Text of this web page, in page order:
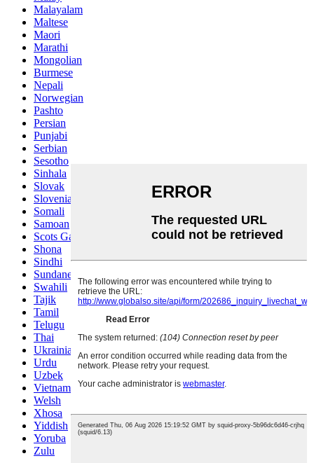
Malayalam
Maltese
Maori
Marathi
Mongolian
Burmese
Nepali
Norwegian
Pashto
Persian
Punjabi
Serbian
Sesotho
Sinhala
Slovak
Slovenian
Somali
Samoan
Scots Gaelic
Shona
Sindhi
Sundanese
Swahili
Tajik
Tamil
Telugu
Thai
Ukrainian
Urdu
Uzbek
Vietnamese
Welsh
Xhosa
Yiddish
Yoruba
Zulu